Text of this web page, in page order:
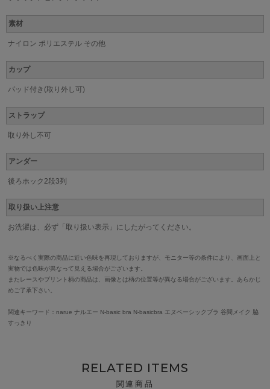
素材
ナイロン ポリエステル その他
カップ
パッド付き(取り外し可)
ストラップ
取り外し不可
アンダー
後ろホック2段3列
取り扱い上注意
お洗濯は、必ず「取り扱い表示」にしたがってください。
※なるべく実際の商品に近い色味を再現しておりますが、モニター等の条件により、画面上と
実物では色味が異なって見える場合がございます。
またレースやプリント柄の商品は、画像とは柄の位置等が異なる場合がございます。あらかじ
めご了承下さい。
関連キーワード：narue ナルエー N-basic bra N-basicbra エヌベーシックブラ 谷間メイク 脇
すっきり
RELATED ITEMS
関連商品